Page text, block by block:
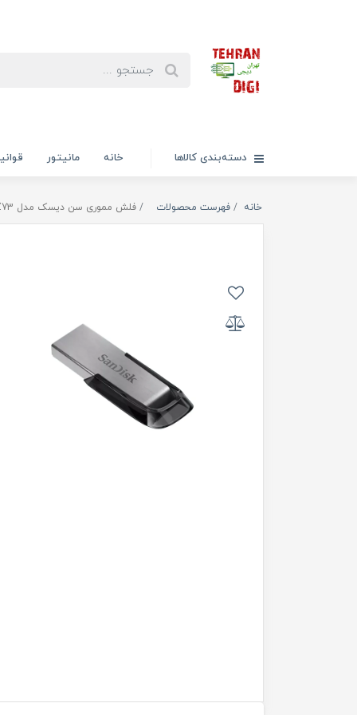
دسته‌بندی کالاها خانه مانیتور
خانه فهرست محصولات فلش مموری سن دیسک مدل Ultra Flair CZ73 ظرفیت 128 گیگابایت